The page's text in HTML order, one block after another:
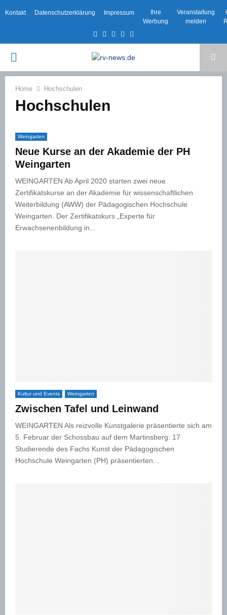
Kontakt Datenschutzerklärung Impressum
Ihre
Werbung
Veranstaltung
melden
Facebook
TwitterInstagram
Email
PRIMARY
MENU
Home Hochschulen
Hochschulen
Weingarten
Neue Kurse an der Akademie der PH
Weingarten
WEINGARTEN Ab April 2020 starten zwei neue
Zertifikatskurse an der Akademie für wissenschaftlichen
Weiterbildung (AWW) der Pädagogischen Hochschule
Weingarten. Der Zertifikatskurs „Experte für
Erwachsenenbildung in...
Kultur und Events Weingarten
Zwischen Tafel und Leinwand
WEINGARTEN Als reizvolle Kunstgalerie präsentierte sich am
5. Februar der Schossbau auf dem Martinsberg: 17
Studierende des Fachs Kunst der Pädagogischen
Hochschule Weingarten (PH) präsentierten...